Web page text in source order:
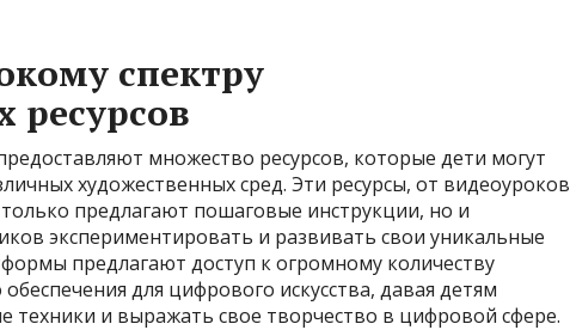
спектру
ресурсов
множество ресурсов, которые дети могут
художественных сред. Эти ресурсы, от видеоуроков
предлагают пошаговые инструкции, но и
экспериментировать и развивать свои уникальные
предлагают доступ к огромному количеству
для цифрового искусства, давая детям
техники и выражать свое творчество в цифровой сфере.